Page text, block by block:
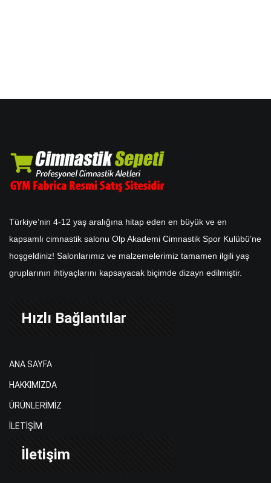
Türkiye’nin 4-12 yaş aralığına hitap eden en büyük ve en
kapsamlı cimnastik salonu Olp Akademi Cimnastik Spor Kulübü’ne
hoşgeldiniz! Salonlarımız ve malzemelerimiz tamamen ilgili yaş
gruplarının ihtiyaçlarını kapsayacak biçimde dizayn edilmiştir.
Hızlı Bağlantılar
ANA SAYFA
HAKKIMIZDA
ÜRÜNLERİMİZ
İLETİŞİM
İletişim